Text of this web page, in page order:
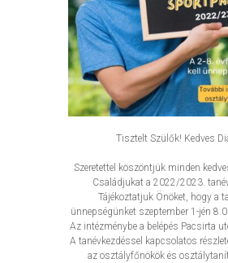
Tisztelt Szülők! Kedves
Szeretettel köszöntjük minden
Családjukat a 2022/2023.
Tájékoztatjuk Önöket, hogy a
ünnepségünket szeptember 1-jén
Az intézménybe a belépés Pacsirta
A tanévkezdéssel kapcsolatos
az osztályfőnökök és